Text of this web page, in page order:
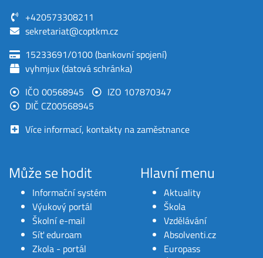
+420573308211
sekretariat@coptkm.cz
15233691/0100 (bankovní spojení)
vyhmjux (datová schránka)
IČO 00568945
IZO 107870347
DIČ CZ00568945
Více informací, kontakty na zaměstnance
Může se hodit
Informační systém
Výukový portál
Školní e-mail
Síť eduroam
Zkola - portál
Hlavní menu
Aktuality
Škola
Vzdělávání
Absolventi.cz
Europass